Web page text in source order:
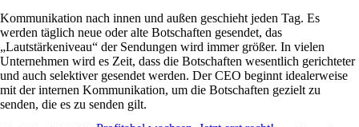
Kommunikation nach innen und außen geschieht jeden Tag. Es
werden täglich neue oder alte Botschaften gesendet, das
„Lautstärkeniveau“ der Sendungen wird immer größer. In vielen
Unternehmen wird es Zeit, dass die Botschaften wesentlich gerichteter
und auch selektiver gesendet werden. Der CEO beginnt idealerweise
mit der internen Kommunikation, um die Botschaften gezielt zu
senden, die es zu senden gilt.